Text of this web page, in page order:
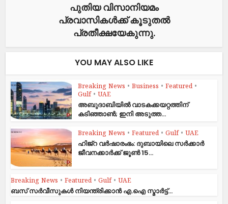
പുതിയ വിസാനിയമം
പ്രവാസികൾക്ക് കൂടുതൽ
പ്രതീക്ഷയേകുന്നു.
YOU MAY ALSO LIKE
Breaking News • Business • Featured •
Gulf • UAE
അബുദാബിയിൽ വാടകക്കയറ്റത്തിന്
കടിഞ്ഞാൺ; ഇനി അടുത്ത...
Breaking News • Featured • Gulf • UAE
ഹിജ്‌റ വർഷാരംഭം: ദുബായിലെ സർക്കാർ
ജീവനക്കാർക്ക് ജൂൺ 15...
Breaking News • Featured • Gulf • UAE
ബസ് സർവീസുകൾ നിയന്ത്രിക്കാൻ എ.ഐ സ്മാർട്ട്...